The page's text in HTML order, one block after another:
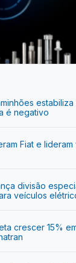
estabiliza
é negativo
Fiat e
divisão
veículos
crescer 15%